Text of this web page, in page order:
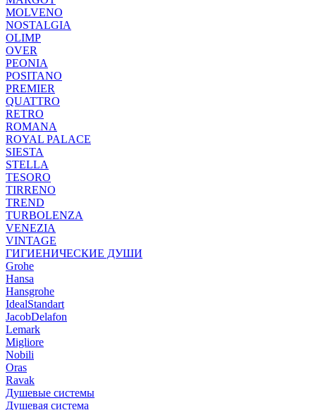
MOLVENO
NOSTALGIA
OLIMP
OVER
PEONIA
POSITANO
PREMIER
QUATTRO
RETRO
ROMANA
ROYAL PALACE
SIESTA
STELLA
TESORO
TIRRENO
TREND
TURBOLENZA
VENEZIA
VINTAGE
ГИГИЕНИЧЕСКИЕ ДУШИ
Grohe
Hansa
Hansgrohe
IdealStandart
JacobDelafon
Lemark
Migliore
Nobili
Oras
Ravak
Душевые системы
Душевая система